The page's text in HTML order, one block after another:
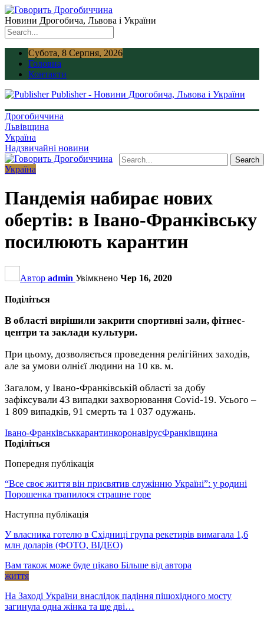
Новини Дрогобича, Львова і України
Субота, 8 Серпня, 2026
Головна
Контакти
Publisher - Новини Дрогобича, Львова і України
Дрогобиччина
Львівщина
Україна
Надзвичайні новини
Україна
Пандемія набирає нових
обертів: в Івано-Франківську
посилюють карантин
Автор admin Увімкнено Чер 16, 2020
Поділіться
В області вирішили закрити спортивні зали, фітнес-
центри та заклади культури.
При цьому, дозволяється проведення релігійних заходів,
але за умови олнієї людини на 10 кв. м.
Загалом, у Івано-Франківській області за добу
зафіксували 43 випадки захворювання Covid-19. Усього –
1 809 випадків, 91 смерть та 1 037 одужань.
Івано-ФранківськкарантинкоронавірусФранківщина
Поділіться
Попередня публікація
“Все своє життя він присвятив служінню Україні”: у родині
Порошенка трапилося страшне горе
Наступна публікація
У власника готелю в Східниці група рекетирів вимагала 1,6
млн доларів (ФОТО, ВІДЕО)
Вам також може буде цікаво Більше від автора
життя
На Заході України внаслідок падіння пішохідного мосту
загинула одна жінка та ще дві…